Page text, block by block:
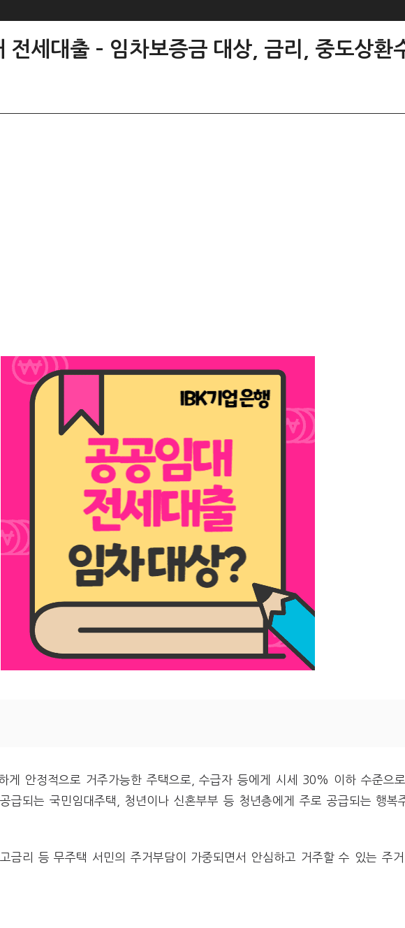
전세대출 – 임차보증금 대상, 금리, 중도상환
게 안정적으로 거주가능한 주택으로, 수급자 등에게 시세 30% 이하 수준으
급되는 국민임대주택, 청년이나 신혼부부 등 청년층에게 주로 공급되는 행복
금리 등 무주택 서민의 주거부담이 가중되면서 안심하고 거주할 수 있는 주